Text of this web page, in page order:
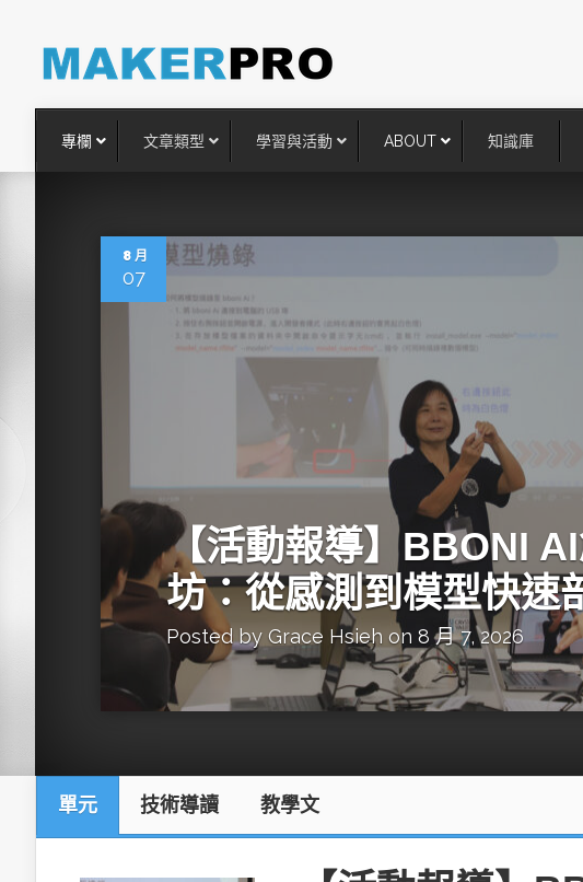
專欄
英特爾技術驅動醫療外骨骼解
文章類型
台灣搶攻後矽時代半導體關鍵技
術
推探OpenAI Codex Micro專屬控
制器
元
學習與活動 ABOUT 知識庫
8 月
07
【活動報導】BBONI
坊：從感測到模型快速
Posted by Grace Hsieh on 8 月 7, 2026
單元 技術導讀 教學文